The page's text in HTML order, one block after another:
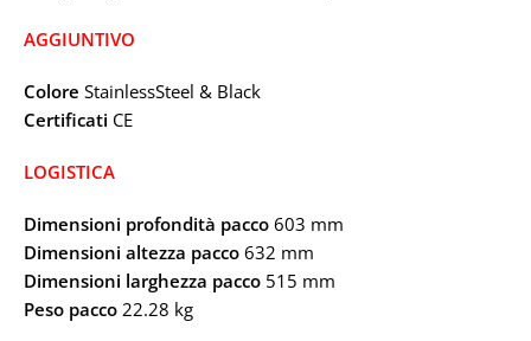
AGGIUNTIVO
Colore StainlessSteel & Black
Certificati CE
LOGISTICA
Dimensioni profondità pacco 603 mm
Dimensioni altezza pacco 632 mm
Dimensioni larghezza pacco 515 mm
Peso pacco 22.28 kg